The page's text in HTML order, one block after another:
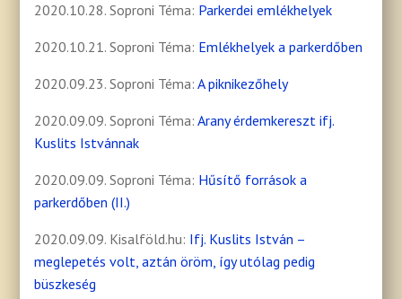
2020.10.28. Soproni Téma: Parkerdei emlékhelyek
2020.10.21. Soproni Téma: Emlékhelyek a parkerdőben
2020.09.23. Soproni Téma:A piknikezőhely
2020.09.09. Soproni Téma:Arany érdemkereszt ifj.
Kuslits Istvánnak
2020.09.09. Soproni Téma: Hűsítő források a
parkerdőben (II.)
2020.09.09. Kisalföld.hu: Ifj. Kuslits István –
meglepetés volt, aztán öröm, így utólag pedig
büszkeség